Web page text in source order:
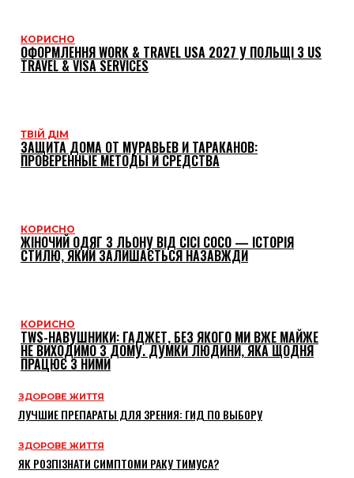
КОРИСНО
ОФОРМЛЕННЯ WORK & TRAVEL USA 2027 У ПОЛЬЩІ З US
TRAVEL & VISA SERVICES
ТВІЙ ДІМ
ЗАЩИТА ДОМА ОТ МУРАВЬЕВ И ТАРАКАНОВ:
ПРОВЕРЕННЫЕ МЕТОДЫ И СРЕДСТВА
КОРИСНО
ЖІНОЧИЙ ОДЯГ З ЛЬОНУ ВІД CICI COCO — ІСТОРІЯ
СТИЛЮ, ЯКИЙ ЗАЛИШАЄТЬСЯ НАЗАВЖДИ
КОРИСНО
TWS-НАВУШНИКИ: ГАДЖЕТ, БЕЗ ЯКОГО МИ ВЖЕ МАЙЖЕ
НЕ ВИХОДИМО З ДОМУ. ДУМКИ ЛЮДИНИ, ЯКА ЩОДНЯ
ПРАЦЮЄ З НИМИ
ЗДОРОВЕ ЖИТТЯ
ЛУЧШИЕ ПРЕПАРАТЫ ДЛЯ ЗРЕНИЯ: ГИД ПО ВЫБОРУ
ЗДОРОВЕ ЖИТТЯ
ЯК РОЗПІЗНАТИ СИМПТОМИ РАКУ ТИМУСА?